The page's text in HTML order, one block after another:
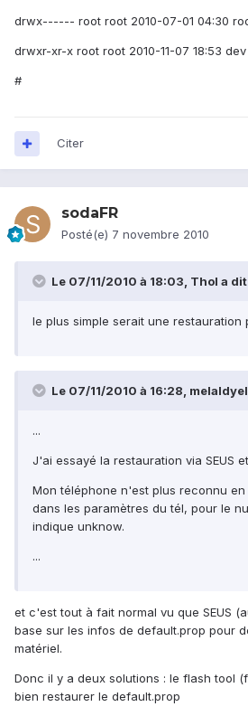
drwx------ root root 2010-07-01 04:30
drwxr-xr-x root root 2010-11-07 18:53 dev
#
Citer
sodaFR
Posté(e) 7 novembre 2010
Le 07/11/2010 à 18:03, Thol a dit
le plus simple serait une restauration
Le 07/11/2010 à 16:28,
...
J'ai essayé la restauration via SEUS
Mon téléphone n'est plus reconnu en
dans les paramètres du tél, pour le
indique unknow.
...
et c'est tout à fait normal vu que SEUS
base sur les infos de default.prop pour
matériel.
Donc il y a deux solutions : le flash tool
bien restaurer le default.prop